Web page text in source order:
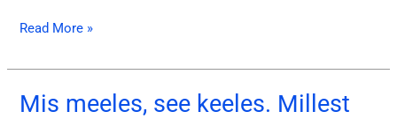
Read More »
Mis meeles, see keeles. Millest
Mis